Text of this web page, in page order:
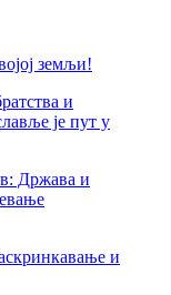
земљи!
и
је пут у
Држава и
и